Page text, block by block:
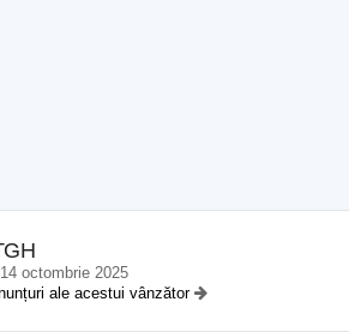
octombrie 2025
ale acestui vânzător